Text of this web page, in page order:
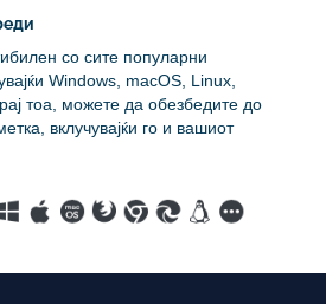
со сите популарни
Windows, macOS, Linux,
тоа, можете да обезбедите до
вклучувајќи го и вашиот